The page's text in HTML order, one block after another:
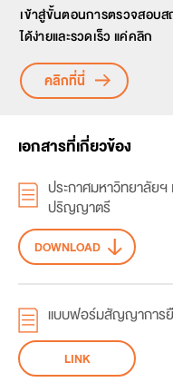
เข้าสู่ขั้นตอนการตรวจสอบส
ได้ง่ายและรวดเร็ว แค่คลิก
คลิกที่นี่
เอกสารที่เกี่ยวข้อง
ประกาศมหาวิทยาลัยฯ
ปริญญาตรี
DOWNLOAD
แบบฟอร์มสัญญาการยื
LINK